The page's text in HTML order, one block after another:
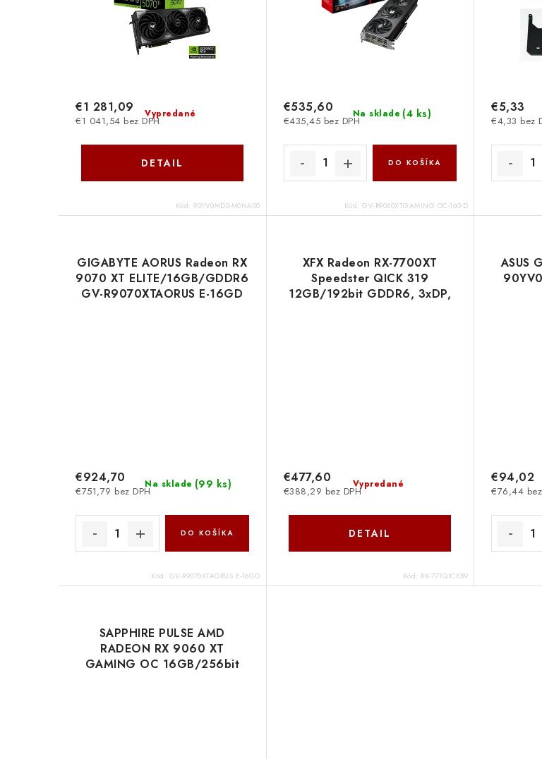
Vypredané
€1 041,54 bez DPH
€1 281,09
DETAIL
Kód: 90YV0MD0-M0NA00
Na sklade (4 ks)
€435,45 bez DPH
€535,60
DO KOŠÍKA
Kód: GV-R9060XTGAMING OC-16GD
€4,33 bez
€5,33
GIGABYTE AORUS Radeon RX
9070 XT ELITE/16GB/GDDR6
GV-R9070XTAORUS E-16GD
Na sklade (99 ks)
€751,79 bez DPH
€924,70
DO KOŠÍKA
Kód: GV-R9070XTAORUS E-16GD
XFX Radeon RX-7700XT
Speedster QICK 319
12GB/192bit GDDR6, 3xDP,
Vypredané
€388,29 bez DPH
€477,60
DETAIL
Kód: RX-77TQICKB9
ASUS
€76,44 bez
€94,02
SAPPHIRE PULSE AMD
RADEON RX 9060 XT
GAMING OC 16GB/256bit